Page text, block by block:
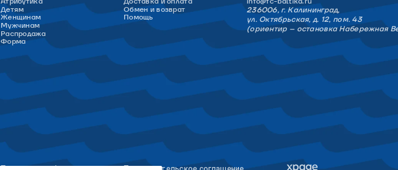
Детям
Женщинам
Мужчинам
Распродажа
Форма
Обмен и возврат
Помощь
236006, г. Калининград,
ул. Октябрьская, д. 12, пом. 43
(ориентир – остановка Набережная